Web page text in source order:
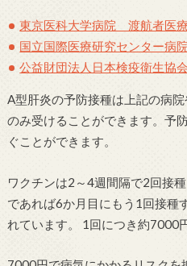
東京医科大学病院 渡航者医
国立国際医療研究センター病
公益財団法人日本検疫衛生協
A型肝炎の予防接種は上記の病
のみ受けることができます。予
ぐことができます。
ワクチンは2～4週間隔で2回接
であれば6か月目にもう1回接種
れています。 1回につき約7000